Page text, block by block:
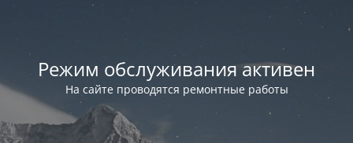
Режим обслуживания активен
На сайте проводятся ремонтные работы